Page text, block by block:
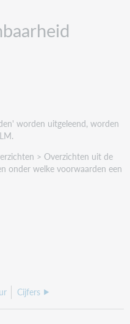
worden uitgeleend, worden
> Overzichten uit de
onder welke voorwaarden een
Cijfers